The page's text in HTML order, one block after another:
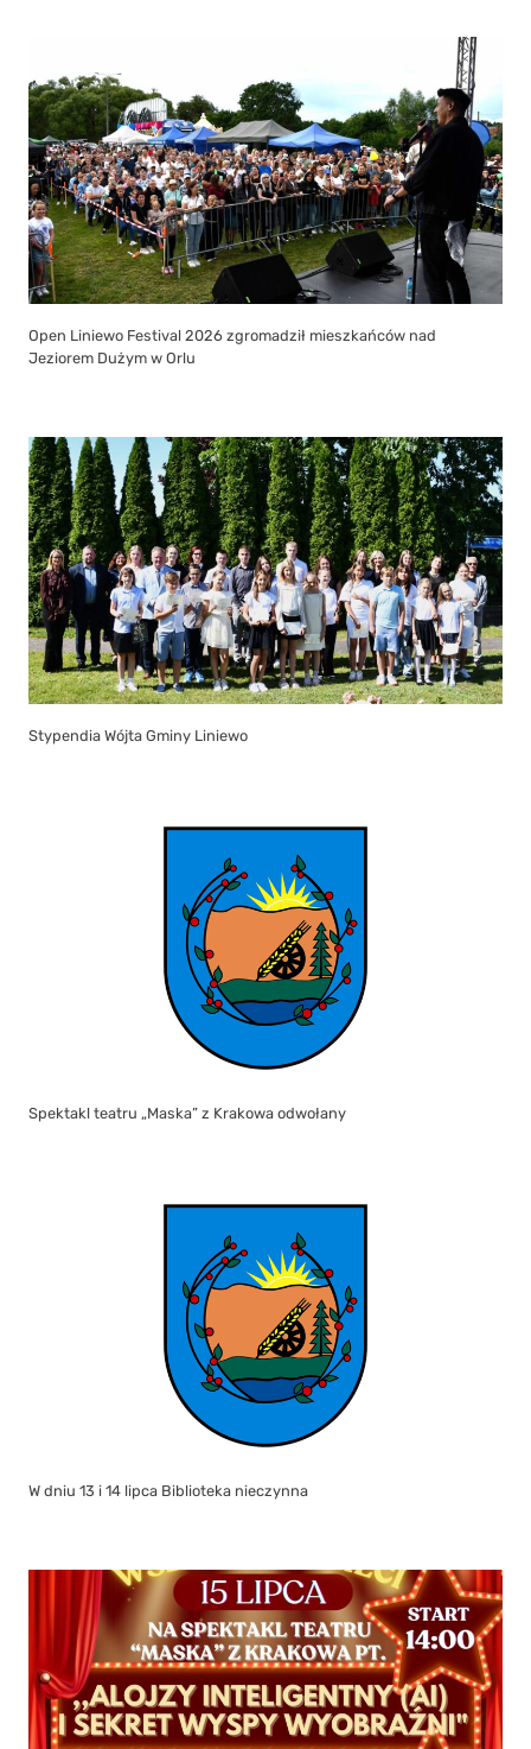
Open Liniewo Festival 2026 zgromadził mieszkańców nad
Jeziorem Dużym w Orlu
Stypendia Wójta Gminy Liniewo
Spektakl teatru „Maska” z Krakowa odwołany
W dniu 13 i 14 lipca Biblioteka nieczynna